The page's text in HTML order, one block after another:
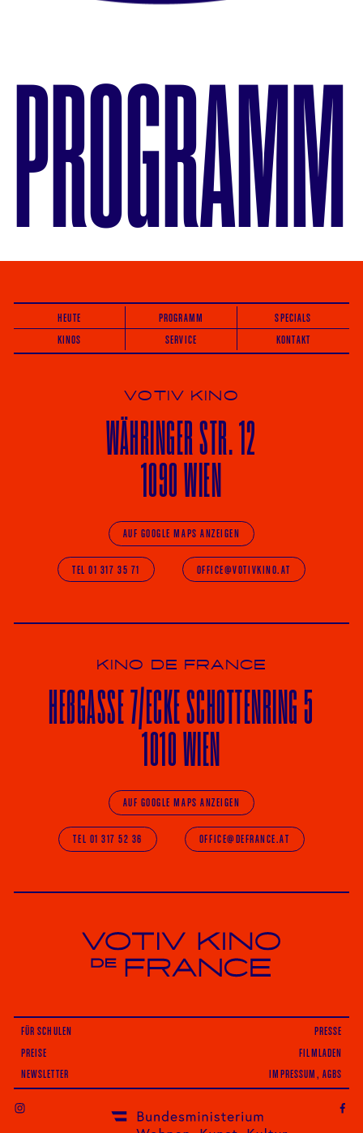
PROGRAMM
HEUTE PROGRAMM
SPECIALS
KINOS
SERVICE KONTAKT
VOTIV KINO
WÄHRINGERSTR. 12
1090 WIEN
AUF GOOGLE MAPS ANZEIGEN
TEL 01 317 35 71 OFFICE@VOTIVKINO.AT
KINO DE FRANCE
HEßGASSE 7/ECKESCHOTTENRING 5
1010 WIEN
AUF GOOGLE MAPS ANZEIGEN
TEL 01 317 52 36 OFFICE@DEFRANCE.AT
Votiv Kino und Kino De France in Wien
FÜR SCHULEN
PRESSE
PREISE
FILMLADEN
NEWSLETTER IMPRESSUM, AGBS